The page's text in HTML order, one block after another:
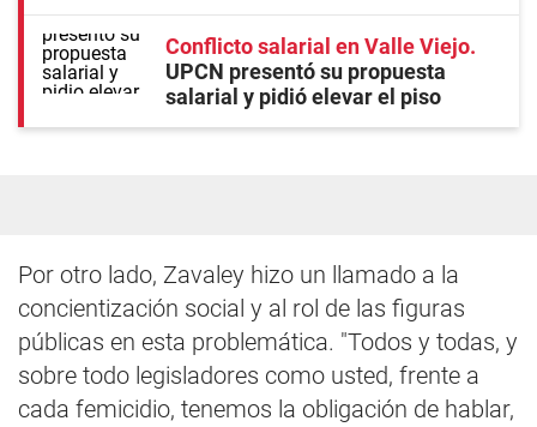
Conflicto salarial en Valle Viejo
UPCN presentó su propuesta
salarial y pidió elevar el piso
Por otro lado, Zavaley hizo un llamado a la
concientización social y al rol de las figuras
públicas en esta problemática. "Todos y todas, y
sobre todo legisladores como usted, frente a
cada femicidio, tenemos la obligación de hablar,